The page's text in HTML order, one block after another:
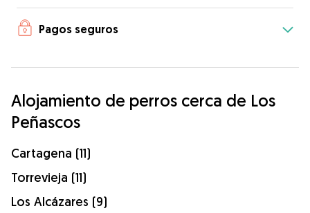
Pagos seguros
Alojamiento de perros cerca de Los
Peñascos
Cartagena (11)
Torrevieja (11)
Los Alcázares (9)